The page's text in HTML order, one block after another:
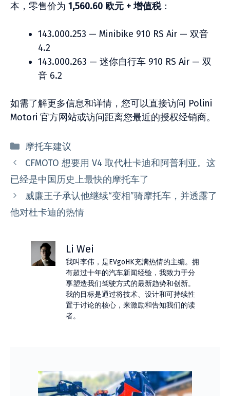
本，零售价为 1,560.60 欧元 + 增值税：
143.000.253 — Minibike 910 RS Air — 双音
4.2
143.000.263 — 迷你自行车 910 RS Air — 双
音 6.2
如需了解更多信息和详情，您可以直接访问 Polini
Motori 官方网站或访问距离您最近的授权经销商。
分
类
摩托车建议
CFMOTO 想要用 V4 取代杜卡迪和阿普利亚。这
已经是中国历史上最快的摩托车了
威廉王子承认他继续“变相”骑摩托车，并透露了
他对杜卡迪的热情
Li Wei
我叫李伟，是EVgoHK充满热情的主编。拥
有超过十年的汽车新闻经验，我致力于分
享塑造我们驾驶方式的最新趋势和创新。
我的目标是通过将技术、设计和可持续性
置于讨论的核心，来激励和告知我们的读
者。